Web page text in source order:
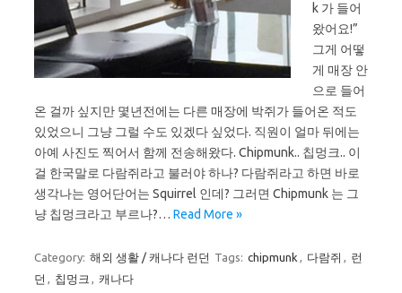
k 가 들어
왔어요!”
그게 어떻
게 매장 안
으로 들어
온 걸까 싶지만 몇년전에는 다른 매장에 박쥐가 들어온 적도
있었으니 그냥 그럴 수도 있겠다 싶었다. 직원이 얼마 뒤에는
아예 사진도 찍어서 함께 전송해왔다. Chipmunk.. 칩멍크.. 이
걸 한국말로 다람쥐라고 불러야 하나? 다람쥐라고 하면 바로
생각나는 영어단어는 Squirrel 인데? 그러면 Chipmunk 는 그
냥 칩멍크라고 부르나?… Read More »
Category: 해외 생활 / 캐나다 런던 Tags: chipmunk , 다람쥐 , 런
던 , 칩멍크 , 캐나다